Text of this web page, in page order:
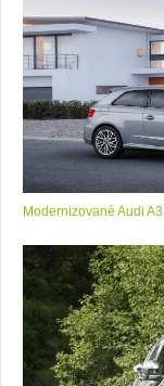
Modernizované Audi A3